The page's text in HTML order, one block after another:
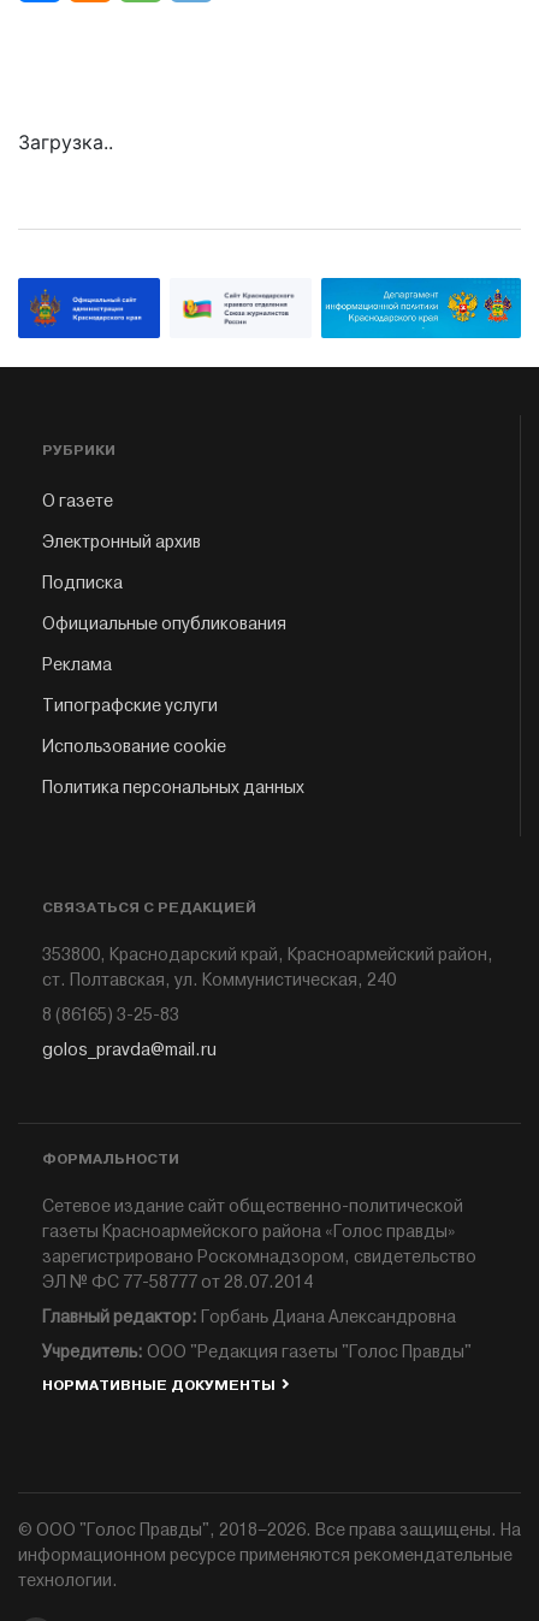
Загрузка..
РУБРИКИ
О газете
Электронный архив
Подписка
Официальные опубликования
Реклама
Типографские услуги
Использование cookie
Политика персональных данных
СВЯЗАТЬСЯ С РЕДАКЦИЕЙ
353800, Краснодарский край, Красноармейский район,
ст. Полтавская, ул. Коммунистическая, 240
8 (86165) 3-25-83
golos_pravda@mail.ru
ФОРМАЛЬНОСТИ
Сетевое издание сайт общественно-политической
газеты Красноармейского района «Голос правды»
зарегистрировано Роскомнадзором, свидетельство
ЭЛ № ФС 77-58777 от 28.07.2014
Главный редактор: Горбань Диана Александровна
Учредитель: ООО "Редакция газеты "Голос Правды"
НОРМАТИВНЫЕ ДОКУМЕНТЫ
© ООО "Голос Правды", 2018–2026. Все права защищены. На
информационном ресурсе применяются рекомендательные
технологии.